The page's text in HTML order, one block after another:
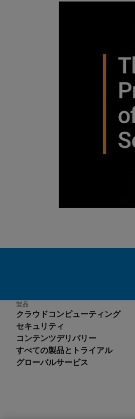
製品
クラウドコンピューティング
セキュリティ
コンテンツデリバリー
すべての製品とトライアル
グローバルサービス